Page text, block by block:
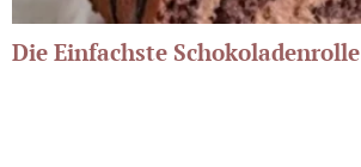
Die Einfachste Schokoladenrolle